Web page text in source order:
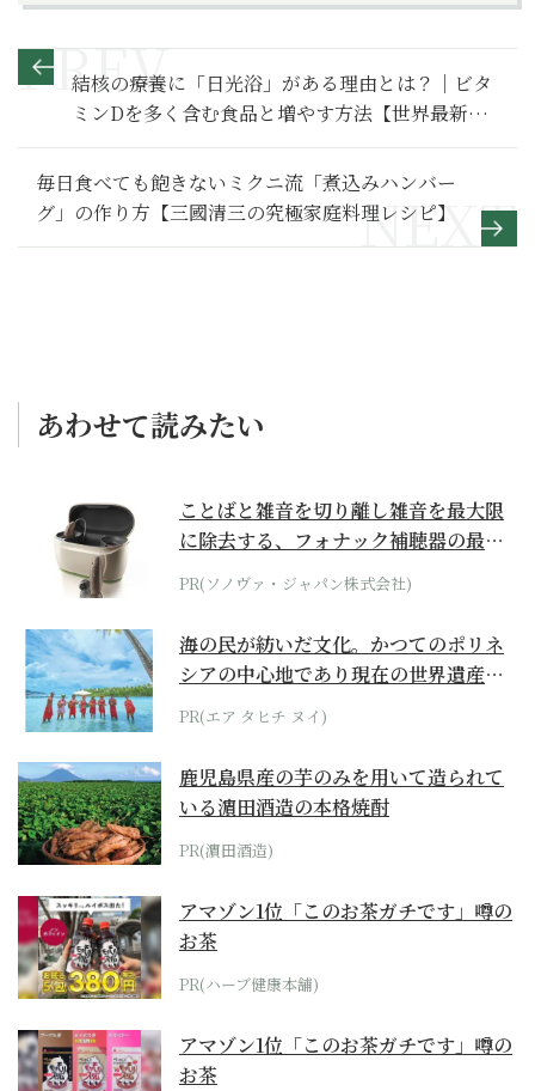
結核の療養に「日光浴」がある理由とは？｜ビタ
ミンDを多く含む食品と増やす方法【世界最新の
医療データが示す最強の食事術】
毎日食べても飽きないミクニ流「煮込みハンバー
グ」の作り方【三國清三の究極家庭料理レシピ】
あわせて読みたい
ことばと雑音を切り離し雑音を最大限
に除去する、フォナック補聴器の最上
位モデル
PR(ソノヴァ・ジャパン株式会社)
海の民が紡いだ文化。かつてのポリネ
シアの中心地であり現在の世界遺産か
らみえてくる...
PR(エア タヒチ ヌイ)
鹿児島県産の芋のみを用いて造られて
いる濵田酒造の本格焼酎
PR(濵田酒造)
アマゾン1位「このお茶ガチです」噂の
お茶
PR(ハーブ健康本舗)
アマゾン1位「このお茶ガチです」噂の
お茶